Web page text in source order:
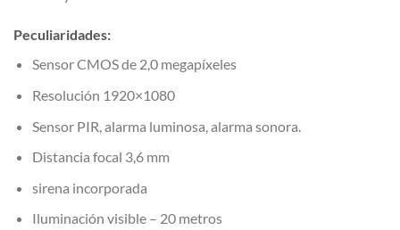
Peculiaridades:
Sensor CMOS de 2,0 megapíxeles
Resolución 1920×1080
Sensor PIR, alarma luminosa, alarma sonora.
Distancia focal 3,6 mm
sirena incorporada
Iluminación visible – 20 metros